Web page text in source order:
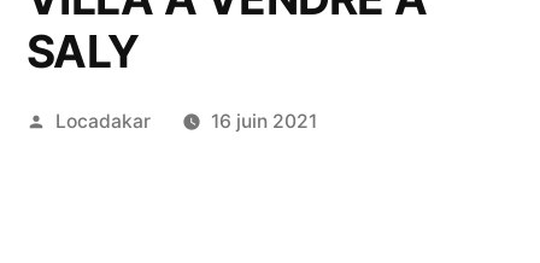
SALY
Publié
Locadakar 16 juin 2021